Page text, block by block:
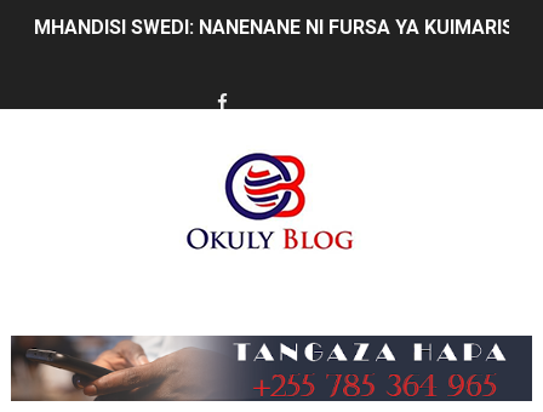
MHANDISI SWEDI: NANENANE NI FURSA YA
TBS Yaendelea kutoa elimu ya uthibitishaji ubora wa
TACAIDS YASISITIZA KINGA DHIDI YA UKIMWI
WRRB YAJA NA UBUNIFU KWENYE ZAO LA PARACHICHI